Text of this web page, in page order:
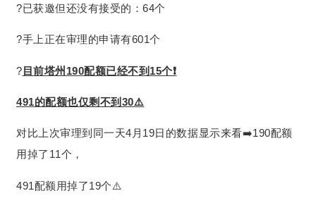
?已获邀但还没有接受的：64个
?手上正在审理的申请有601个
? 目前塔州190配额已经不到15个❗️
491的配额也仅剩不到30⚠️
对比上次审理到同一天4月19日的数据显示来看➡️190配额
用掉了11个，
491配额用掉了19个⚠️